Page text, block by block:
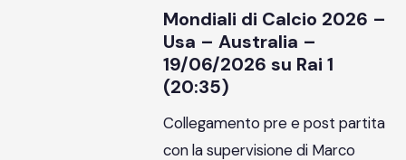
Mondiali di Calcio 2026 –
Usa – Australia –
19/06/2026 su Rai 1
(20:35)
Collegamento pre e post partita
con la supervisione di Marco